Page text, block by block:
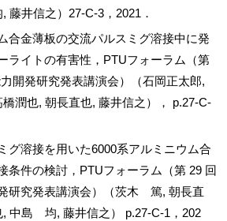
井信之）27-C-3，2021．
合金薄板の交流パルスミグ溶接中に発
ライトの有害性，PTUフォーラム（第
開発研究発表講演会）（石岡正太郎,
潤也, 朝長直也, 藤井信之）， p.27-C-
グ溶接を用いた6000系アルミニウム合
条件の検討，PTUフォーラム（第 29 回
研究発表講演会）（茨木 篤, 朝長直
, 中島 均, 藤井信之） p.27-C-1，202